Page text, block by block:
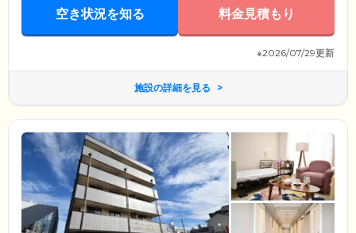
空き状況を知る 料金見積もり
※2026/07/29更新
施設の詳細を見る